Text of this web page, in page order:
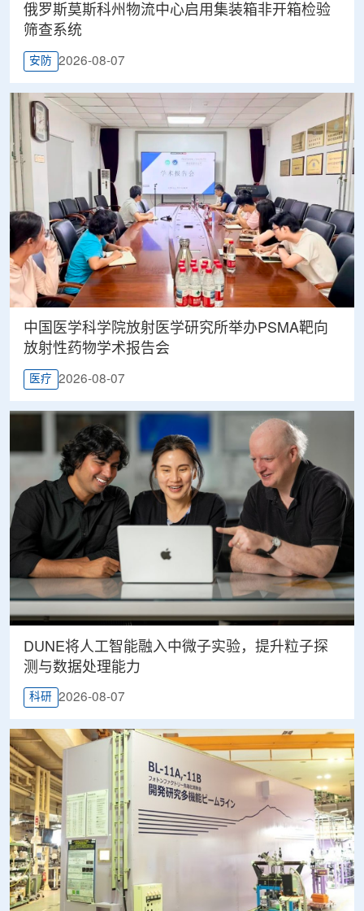
俄罗斯莫斯科州物流中心启用集装箱非开箱检验
筛查系统
安防 2026-08-07
中国医学科学院放射医学研究所举办PSMA靶向
放射性药物学术报告会
医疗 2026-08-07
DUNE将人工智能融入中微子实验，提升粒子探
测与数据处理能力
科研 2026-08-07